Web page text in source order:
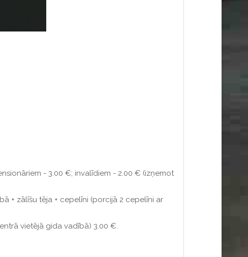
- 3.00 €; invalīdiem - 2.00 € (izņemot
+ zālīšu tēja + cepelīni (porcijā 2 cepelīni ar
vietējā gida vadībā) 3.00 €.